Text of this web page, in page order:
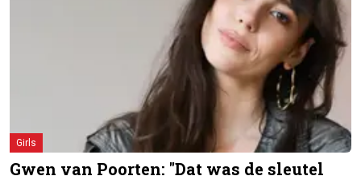
Girls
Gwen van Poorten: "Dat was de sleutel